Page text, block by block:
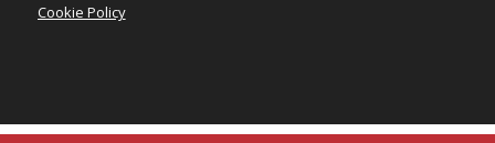
Cookie Policy